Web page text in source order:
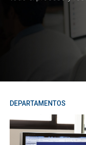
DEPARTAMENTOS